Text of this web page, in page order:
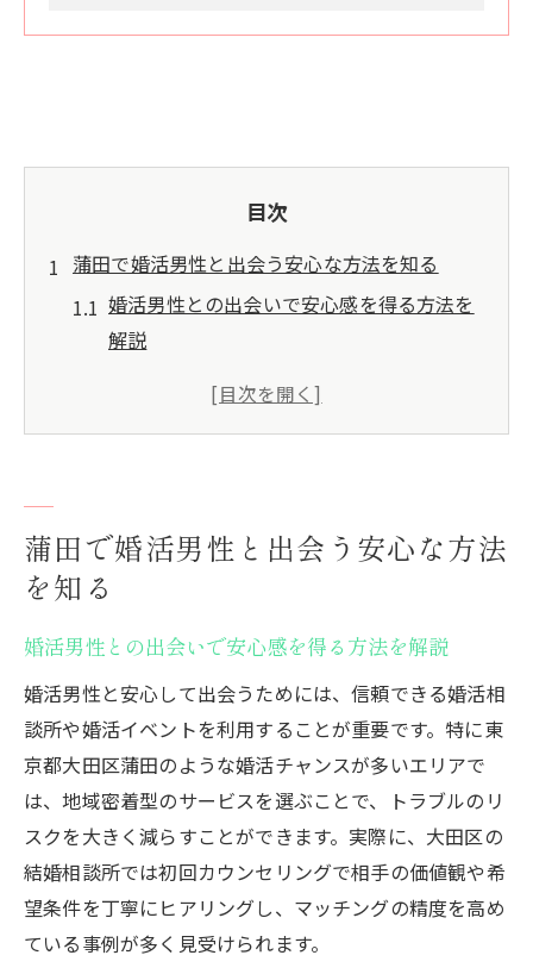
目次
蒲田で婚活男性と出会う安心な方法を知る
婚活男性との出会いで安心感を得る方法を
解説
大田区の婚活男性と信頼関係を築くコツ
大田区で評判の高い婚活男性の特徴とは
婚活トラブル回避に役立つポイント徹底解説
イント
信頼できる婚活男性選びでリスクを減らす
方法
婚活男性とのやり取りで注意したい落とし
穴
婚活男性との初対面でチェックすべきこと
トラブル回避のための婚活男性との会話術
蒲田で婚活男性と出会う安心な方法
を知る
婚活男性との出会いで安心感を得る方法を解説
婚活男性と安心して出会うためには、信頼できる婚活相
談所や婚活イベントを利用することが重要です。特に東
京都大田区蒲田のような婚活チャンスが多いエリアで
は、地域密着型のサービスを選ぶことで、トラブルのリ
スクを大きく減らすことができます。実際に、大田区の
結婚相談所では初回カウンセリングで相手の価値観や希
望条件を丁寧にヒアリングし、マッチングの精度を高め
ている事例が多く見受けられます。